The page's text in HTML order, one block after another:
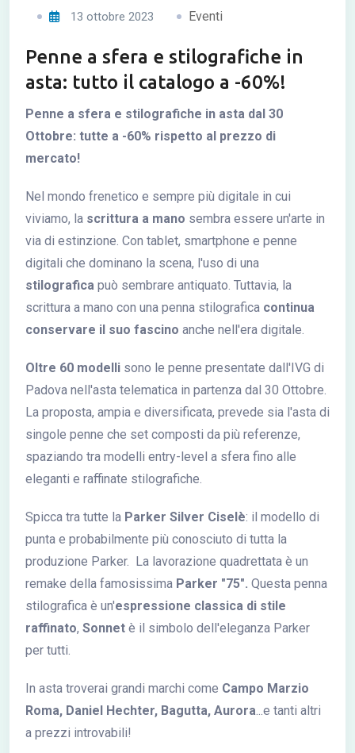
13 ottobre 2023 Eventi
Penne a sfera e stilografiche in
asta: tutto il catalogo a -60%!
Penne a sfera e stilografiche in asta dal 30
Ottobre: tutte a -60% rispetto al prezzo di
mercato!
Nel mondo frenetico e sempre più digitale in cui
viviamo, la scrittura a mano sembra essere un'arte in
via di estinzione. Con tablet, smartphone e penne
digitali che dominano la scena, l'uso di una
stilografica può sembrare antiquato. Tuttavia, la
scrittura a mano con una penna stilografica continua
conservare il suo fascino anche nell'era digitale.
Oltre 60 modelli sono le penne presentate dall'IVG di
Padova nell'asta telematica in partenza dal 30 Ottobre.
La proposta, ampia e diversificata, prevede sia l'asta di
singole penne che set composti da più referenze,
spaziando tra modelli entry-level a sfera fino alle
eleganti e raffinate stilografiche.
Spicca tra tutte la Parker Silver Ciselè: il modello di
punta e probabilmente più conosciuto di tutta la
produzione Parker. La lavorazione quadrettata è un
remake della famosissima Parker "75". Questa penna
stilografica è un'espressione classica di stile
raffinato, Sonnet è il simbolo dell'eleganza Parker
per tutti.
In asta troverai grandi marchi come Campo Marzio
Roma, Daniel Hechter, Bagutta, Aurora...e tanti altri
a prezzi introvabili!